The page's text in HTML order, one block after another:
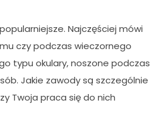
Najczęściej mówi
czy podczas wieczornego
typu okulary, noszone podczas
Jakie zawody są szczególnie
Twoja praca się do nich